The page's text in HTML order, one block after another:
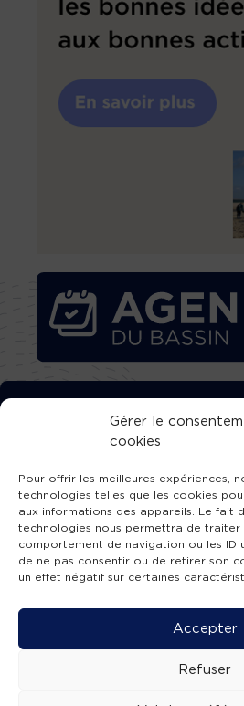
Gérer le
cookies
Pour offrir les meilleures expériences,
technologies telles que les cookies
aux informations des appareils. Le fait
technologies nous permettra de traiter
comportement de navigation ou les ID
de ne pas consentir ou de retirer son
un effet négatif sur certaines
Accepter
Refuser
TÉLÉCHARGEZ
SUIVEZ-
Mentions légales -Accessibilité